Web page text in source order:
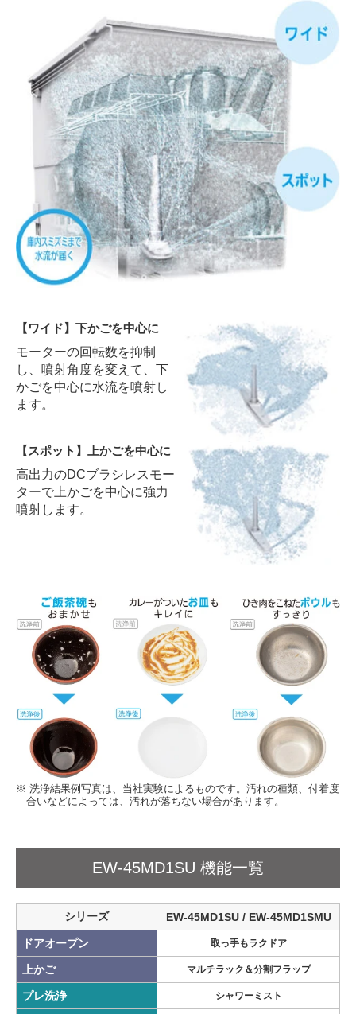
【ワイド】下かごを中心に
モーターの回転数を抑制
し、噴射角度を変えて、下
かごを中心に水流を噴射し
ます。
【スポット】上かごを中心に
高出力のDCブラシレスモー
ターで上かごを中心に強力
噴射します。
※ 洗浄結果例写真は、当社実験によるものです。汚れの種類、付着度
合いなどによっては、汚れが落ちない場合があります。
EW-45MD1SU 機能一覧
シリーズ EW-45MD1SU / EW-45MD1SMU
ドアオープン 取っ手もラクドア
上かご マルチラック＆分割フラップ
プレ洗浄 シャワーミスト